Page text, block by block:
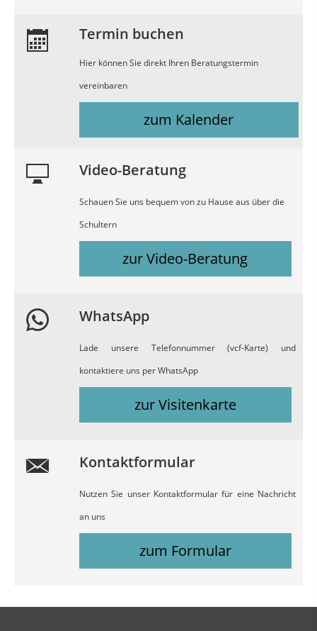
Termin buchen
Hier können Sie direkt Ihren Beratungstermin
vereinbaren
zum Kalender
Video-Beratung
Schauen Sie uns bequem von zu Hause aus über die
Schultern
zur Video-Beratung
WhatsApp
Lade unsere Telefonnummer (vcf-Karte) und
kontaktiere uns per WhatsApp
zur Visitenkarte
Kontaktformular
Nutzen Sie unser Kontaktformular für eine Nachricht
an uns
zum Formular